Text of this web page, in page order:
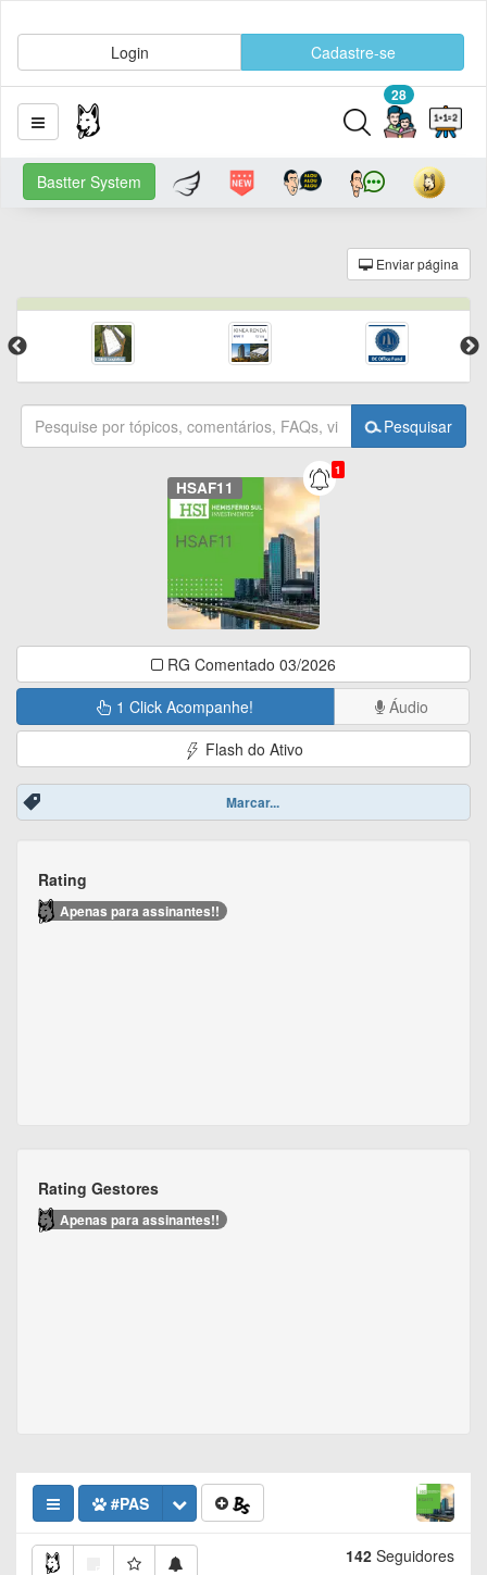
Login Cadastre-se
28
Bastter System
Enviar página
Pesquisar
1
HSAF11
RG Comentado 03/2026
1 Click Acompanhe!
Áudio
Flash do Ativo
Marcar...
Rating
Apenas para assinantes!!
Rating Gestores
Apenas para assinantes!!
#PAS
142 Seguidores